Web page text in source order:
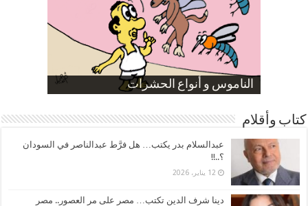
الناموس و أنواع الحشرات
الموظفين بعد ارتفاع الأسعار
ارتفاع نسبة الطلاق في مصر
صورة كاركاتيرية
صورة كاركاتيرية
كتاب وأقلام
عبدالسلام بدر يكتب… هل فرَّط عبدالناصر في السودان
؟..!!
12 يناير، 2026
دينا شرف الدين تكتب… مصر على مر العصور.. مصر